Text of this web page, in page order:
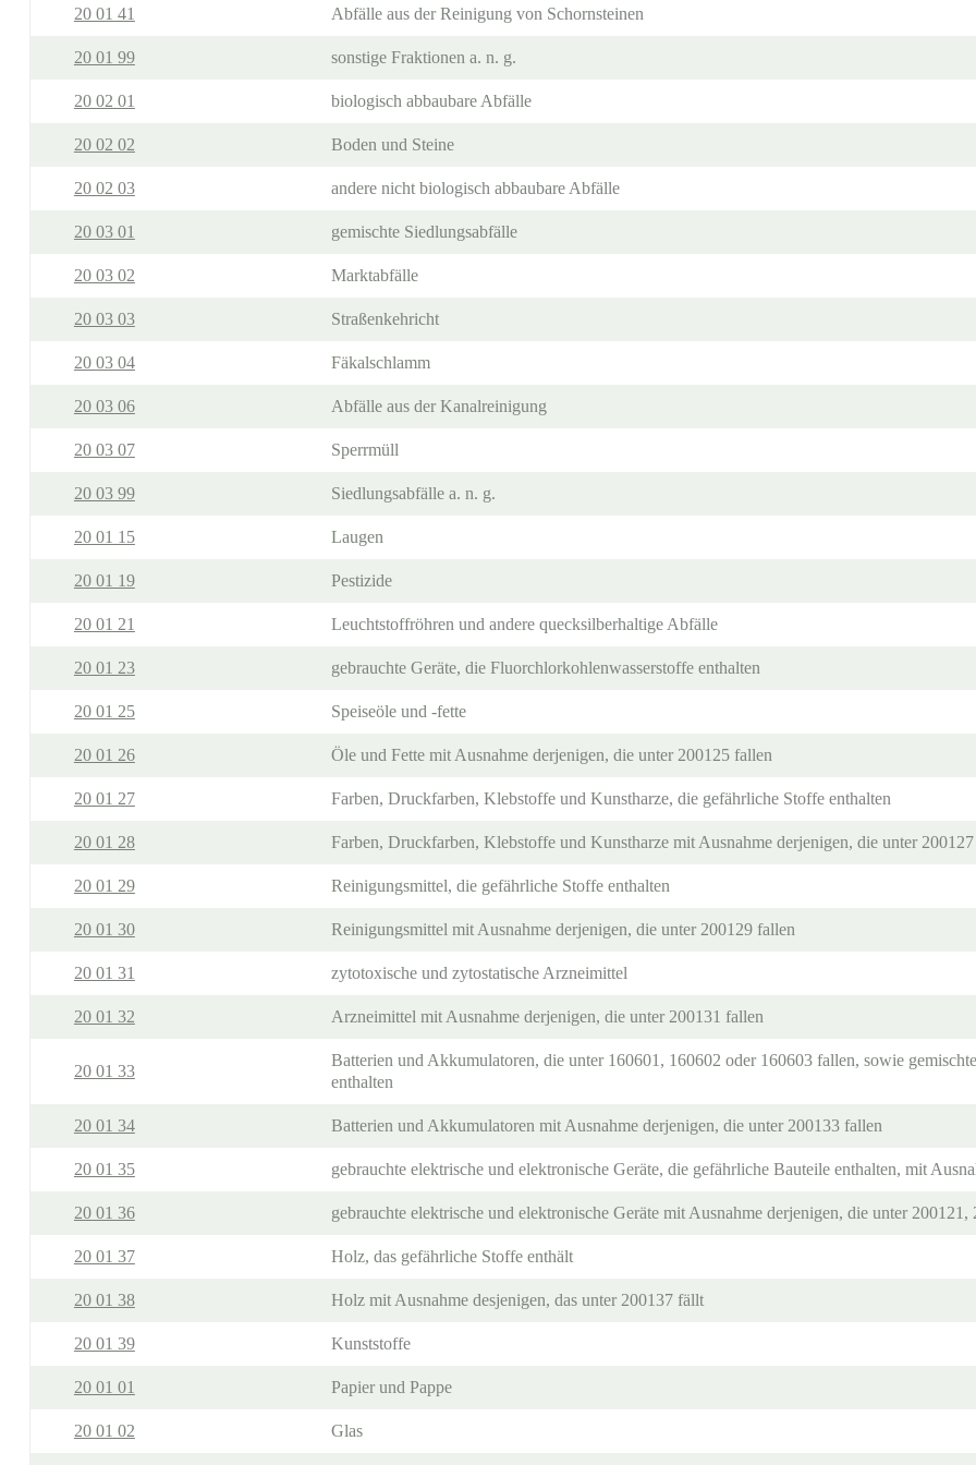
20 01 41 Abfälle aus der Reinigung von Schornsteinen
20 01 99 sonstige Fraktionen a. n. g.
20 02 01 biologisch abbaubare Abfälle
20 02 02 Boden und Steine
20 02 03 andere nicht biologisch abbaubare Abfälle
20 03 01 gemischte Siedlungsabfälle
20 03 02 Marktabfälle
20 03 03 Straßenkehricht
20 03 04 Fäkalschlamm
20 03 06 Abfälle aus der Kanalreinigung
20 03 07 Sperrmüll
20 03 99 Siedlungsabfälle a. n. g.
20 01 15 Laugen
20 01 19 Pestizide
20 01 21 Leuchtstoffröhren und andere quecksilberhaltige Abfälle
20 01 23 gebrauchte Geräte, die Fluorchlorkohlenwasserstoffe enthalten
20 01 25 Speiseöle und -fette
20 01 26 Öle und Fette mit Ausnahme derjenigen, die unter 200125 fallen
20 01 27 Farben, Druckfarben, Klebstoffe und Kunstharze, die gefährliche Stoffe enthalten
20 01 28 Farben, Druckfarben, Klebstoffe und Kunstharze mit Ausnahme derjenigen, die unter
20 01 29 Reinigungsmittel, die gefährliche Stoffe enthalten
20 01 30 Reinigungsmittel mit Ausnahme derjenigen, die unter 200129 fallen
20 01 31 zytotoxische und zytostatische Arzneimittel
20 01 32 Arzneimittel mit Ausnahme derjenigen, die unter 200131 fallen
20 01 33
Batterien und Akkumulatoren, die unter 160601, 160602 oder 160603 fallen, sowie
enthalten
20 01 34 Batterien und Akkumulatoren mit Ausnahme derjenigen, die unter 200133 fallen
20 01 35 gebrauchte elektrische und elektronische Geräte, die gefährliche Bauteile enthalten, mit
20 01 36 gebrauchte elektrische und elektronische Geräte mit Ausnahme derjenigen, die unter
20 01 37 Holz, das gefährliche Stoffe enthält
20 01 38 Holz mit Ausnahme desjenigen, das unter 200137 fällt
20 01 39 Kunststoffe
20 01 01 Papier und Pappe
20 01 02 Glas